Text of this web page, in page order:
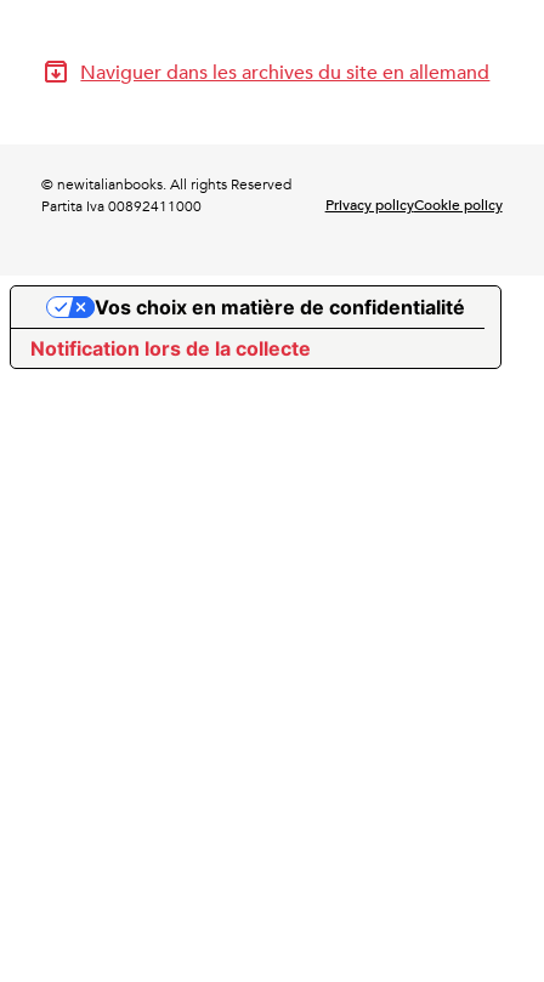
Naviguer dans les archives du site en allemand
© newitalianbooks. All rights Reserved
Partita Iva 00892411000
Privacy policyCookie policy
Notification lors de la collecte
Vos choix en matière de confidentialité